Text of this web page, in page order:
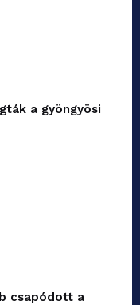
a gyöngyösi
csapódott a